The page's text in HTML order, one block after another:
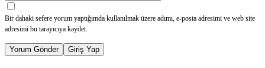
Bir dahaki sefere yorum yaptığımda kullanılmak üzere adımı, e-posta adresimi ve web site
adresimi bu tarayıcıya kaydet.
Yorum Gönder Giriş Yap